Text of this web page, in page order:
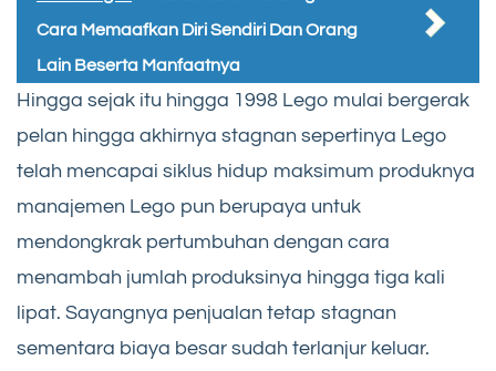
Cara Memaafkan Diri Sendiri Dan Orang
Lain Beserta Manfaatnya
Hingga sejak itu hingga 1998 Lego mulai bergerak
pelan hingga akhirnya stagnan sepertinya Lego
telah mencapai siklus hidup maksimum produknya
manajemen Lego pun berupaya untuk
mendongkrak pertumbuhan dengan cara
menambah jumlah produksinya hingga tiga kali
lipat. Sayangnya penjualan tetap stagnan
sementara biaya besar sudah terlanjur keluar.